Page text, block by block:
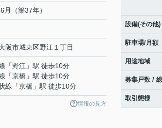
月（築37年）
阪市城東区野江 １丁目
「野江 」駅 徒歩10分
「京橋 」駅 徒歩10分
線 「京橋 」駅 徒歩10分
情報の見方
設備(その他)
駐車場/月額
用途地域
募集戸数 /
取引態様